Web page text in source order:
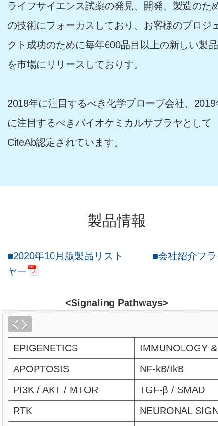
ライフサイエンス試薬の発見、開発、製造のた
の技術にフォーカスしており、お客様のプロジ
クト成功のために毎年600品目以上の新しい製品
を市場にリリースしておりす。
2018年に注目するべき化学プローブ会社、2019
に注目するべきバイオケミカルサプラヤとして
CiteAb認定されています。
製品情報
■2020年10月版製品リスト
■会社紹介フ
ヤー
<Signaling Pathways>
EPIGENETICS
IMMUNOLOGY
APOPTOSIS
NF-kB/IkB
PI3K / AKT / MTOR
TGF-β / SMAD
RTK
NEURONAL